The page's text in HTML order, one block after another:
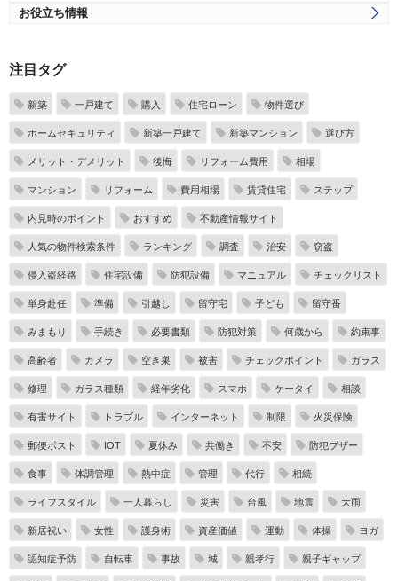
お役立ち情報
注目タグ
新築 一戸建て 購入 住宅ローン 物件選び
ホームセキュリティ 新築一戸建て 新築マンション 選び方
メリット・デメリット 後悔 リフォーム費用 相場
マンション リフォーム 費用相場 賃貸住宅 ステップ
内見時のポイント おすすめ 不動産情報サイト
人気の物件検索条件 ランキング 調査 治安 窃盗
侵入盗経路 住宅設備 防犯設備 マニュアル チェックリスト
単身赴任 準備 引越し 留守宅 子ども 留守番
みまもり 手続き 必要書類 防犯対策 何歳から 約束事
高齢者 カメラ 空き巣 被害 チェックポイント ガラス
修理 ガラス種類 経年劣化 スマホ ケータイ 相談
有害サイト トラブル インターネット 制限 火災保険
郵便ポスト IOT 夏休み 共働き 不安 防犯ブザー
食事 体調管理 熱中症 管理 代行 相続
ライフスタイル 一人暮らし 災害 台風 地震 大雨
新居祝い 女性 護身術 資産価値 運動 体操 ヨガ
認知症予防 自転車 事故 城 親孝行 親子ギャップ